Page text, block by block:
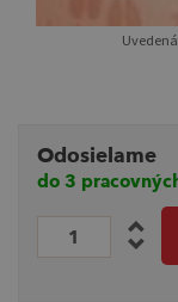
Odosielame
do 3